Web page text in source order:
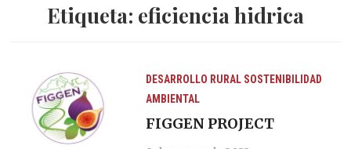
Etiqueta: eficiencia hidrica
DESARROLLO RURAL SOSTENIBILIDAD
AMBIENTAL
FIGGEN PROJECT